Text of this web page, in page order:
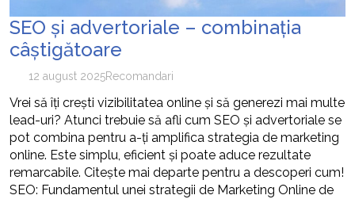
SEO și advertoriale – combinația
câștigătoare
12 august 2025Recomandari
Vrei să îți crești vizibilitatea online și să generezi mai multe
lead-uri? Atunci trebuie să afli cum SEO și advertoriale se
pot combina pentru a-ți amplifica strategia de marketing
online. Este simplu, eficient și poate aduce rezultate
remarcabile. Citește mai departe pentru a descoperi cum!
SEO: Fundamentul unei strategii de Marketing Online de